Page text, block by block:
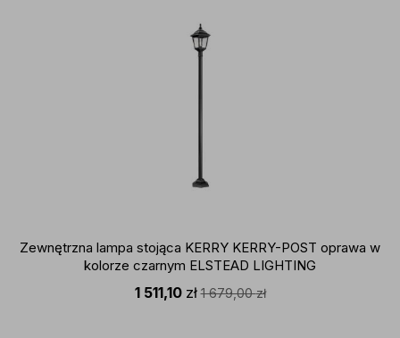
Zewnętrzna lampa stojąca KERRY KERRY-POST oprawa w
kolorze czarnym ELSTEAD LIGHTING
1 511,10 zł 1 679,00zł